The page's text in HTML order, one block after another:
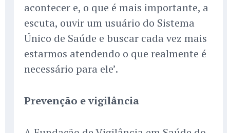
acontecer e, o que é mais importante, a
escuta, ouvir um usuário do Sistema
Único de Saúde e buscar cada vez mais
estarmos atendendo o que realmente é
necessário para ele’.
Prevenção e vigilância